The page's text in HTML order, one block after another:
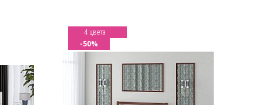
4 цвета
-50%